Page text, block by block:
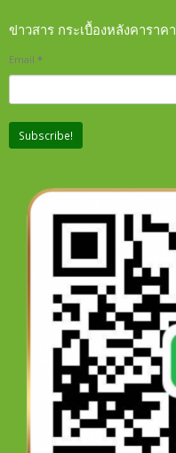
ข่าวสาร กระเบื้องหลังคาราคา
Email *